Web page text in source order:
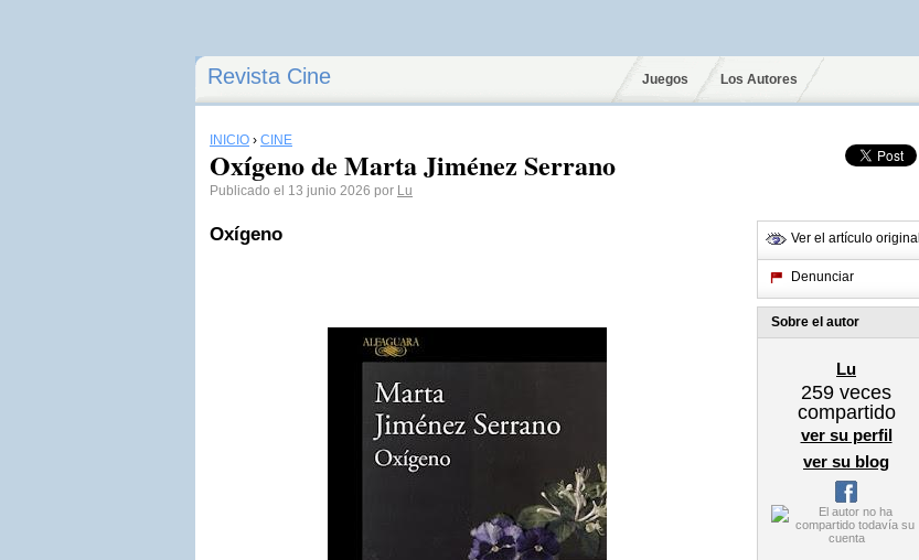
Revista Cine Juegos Los Autores
INICIO › CINE
Oxígeno de Marta Jiménez Serrano
Publicado el 13 junio 2026 por Lu
Oxígeno Ver el artículo original
Denunciar
Sobre el autor
Lu
259 veces
compartido
ver su perfil
ver su blog